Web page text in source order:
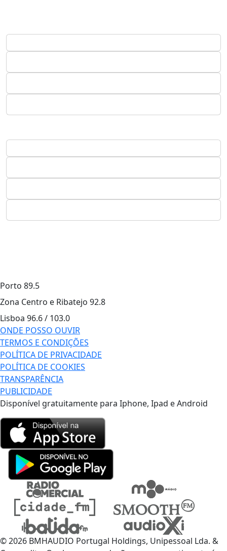
Porto 89.5
Zona Centro e Ribatejo 92.8
Lisboa 96.6 / 103.0
ONDE POSSO OUVIR
TERMOS E CONDIÇÕES
POLÍTICA DE PRIVACIDADE
POLÍTICA DE COOKIES
TRANSPARÊNCIA
PUBLICIDADE
Disponível gratuitamente para Iphone, Ipad e Android
© 2026 BMHAUDIO Portugal Holdings, Unipessoal Lda. &